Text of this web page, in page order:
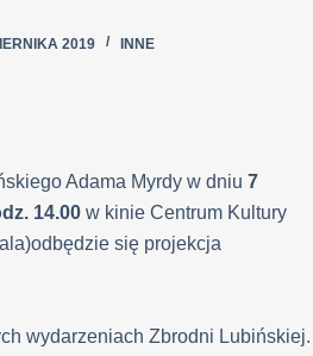
2019 INNE
Adama Myrdy w dniu 7
14.00 w kinie Centrum Kultury
się projekcja
wydarzeniach Zbrodni Lubińskiej.